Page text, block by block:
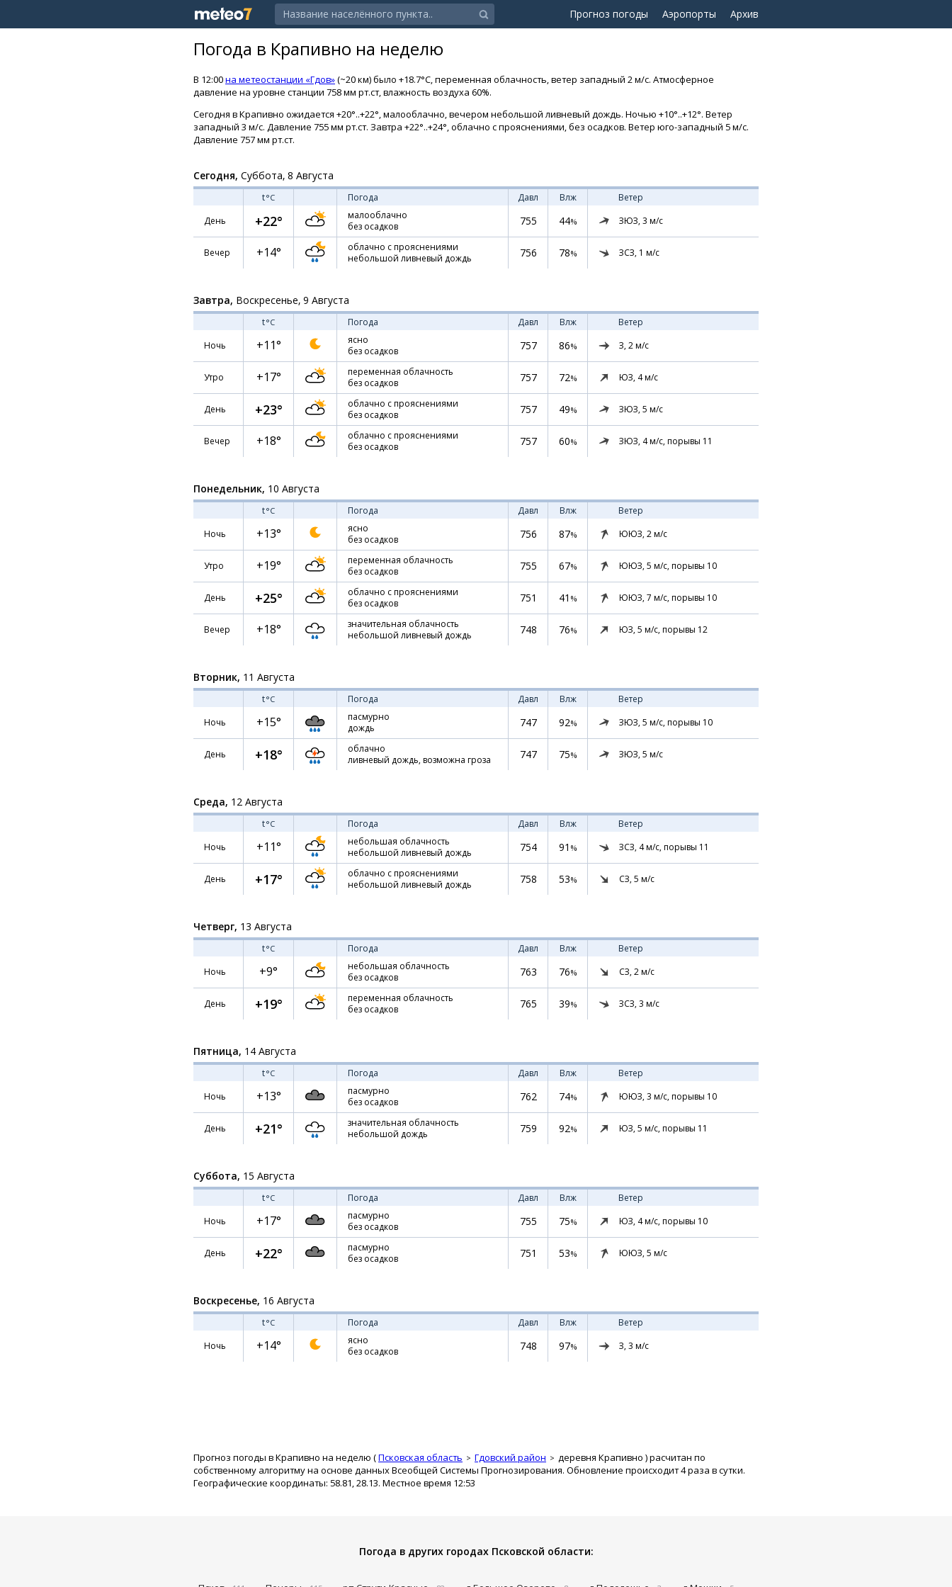
Прогноз погоды Аэропорты Архив
Погода в Крапивно на неделю
В 12:00на метеостанции «Гдов»(~20 км) было +18.7°C, переменная облачность, ветер западный 2 м/с. Атмосферное
давление на уровне станции 758 мм рт.ст, влажность воздуха 60%.
Сегодня в Крапивно ожидается +20°..+22°, малооблачно, вечером небольшой ливневый дождь. Ночью +10°..+12°. Ветер
западный 3 м/с. Давление 755 мм рт.ст. Завтра +22°..+24°, облачно с прояснениями, без осадков. Ветер юго-западный 5 м/с.
Давление 757 мм рт.ст.
Сегодня, Суббота, 8 Августа
t°C Погода Давл Влж
Ветер
День
+22°
малооблачно
без осадков
755 44% ЗЮЗ, 3 м/с
Вечер +14°
облачно с прояснениями
небольшой ливневый дождь
756 78% ЗСЗ, 1 м/с
Завтра, Воскресенье, 9 Августа
t°C Погода Давл Влж
Ветер
Ночь
+11°
ясно
без осадков
757 86% З, 2м/с
Утро +17°
переменная облачность
без осадков
757 72% ЮЗ, 4м/с
День +23°
облачно с прояснениями
без осадков
757 49% ЗЮЗ, 5 м/с
Вечер +18°
облачно с прояснениями
без осадков
757 60% ЗЮЗ, 4м/с, порывы 11
Понедельник, 10 Августа
t°C Погода Давл Влж
Ветер
Ночь
+13°
ясно
без осадков
756 87% ЮЮЗ, 2м/с
Утро +19°
переменная облачность
без осадков
755 67% ЮЮЗ, 5 м/с, порывы 10
День +25°
облачно с прояснениями
без осадков
751 41 % ЮЮЗ, 7 м/с, порывы 10
Вечер +18°
значительная облачность
небольшой ливневый дождь
748 76% ЮЗ, 5 м/с, порывы 12
Вторник, 11 Августа
t°C Погода Давл Влж
Ветер
Ночь
+15°
пасмурно
дождь
747 92% ЗЮЗ, 5 м/с, порывы 10
День +18°
облачно
ливневый дождь, возможна гроза
747 75% ЗЮЗ, 5 м/с
Среда, 12 Августа
t°C Погода Давл Влж
Ветер
Ночь
+11°
небольшая облачность
небольшой ливневый дождь
754 91 % ЗСЗ, 4м/с, порывы 11
День +17°
облачно с прояснениями
небольшой ливневый дождь
758 53% СЗ, 5 м/с
Четверг, 13 Августа
t°C Погода Давл Влж
Ветер
Ночь
+9°
небольшая облачность
без осадков
763 76% СЗ, 2м/с
День +19°
переменная облачность
без осадков
765 39% ЗСЗ, 3 м/с
Пятница, 14 Августа
t°C Погода Давл Влж
Ветер
Ночь
+13°
пасмурно
без осадков
762 74% ЮЮЗ, 3 м/с, порывы 10
День +21°
значительная облачность
небольшой дождь
759 92% ЮЗ, 5 м/с, порывы 11
Суббота, 15 Августа
t°C Погода Давл Влж
Ветер
Ночь
+17°
пасмурно
без осадков
755 75% ЮЗ, 4м/с, порывы 10
День +22°
пасмурно
без осадков
751 53% ЮЮЗ, 5 м/с
Воскресенье, 16 Августа
t°C Погода Давл Влж
Ветер
Ночь
+14°
ясно
без осадков
748 97% З, 3 м/с
Прогноз погоды в Крапивно на неделю (Псковская область Гдовский район деревня Крапивно ) расчитан по
собственному алгоритму на основе данных Всеобщей Системы Прогнозирования. Обновление происходит 4 раза в сутки.
Географические координаты: 58.81, 28.13. Местное время 12:53
Погода в других городах Псковской области: